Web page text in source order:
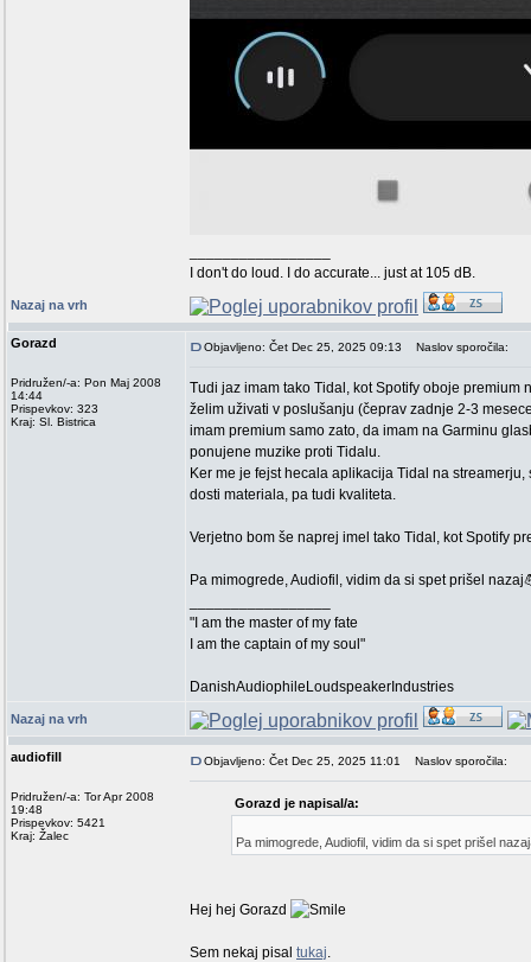
I don't do loud. I do accurate... just at 105 dB.
Nazaj na vrh
Gorazd
Pridružen/-a: Pon Maj 2008
14:44
Prispevkov: 323
Kraj: Sl. Bistrica
Objavljeno: Čet Dec 25, 2025 09:13 Naslov sporočila:
Tudi jaz imam tako Tidal, kot Spotify oboje premium
želim uživati v poslušanju (čeprav zadnje 2-3
imam premium samo zato, da imam na Garminu
ponujene muzike proti Tidalu.
Ker me je fejst hecala aplikacija Tidal na
dosti materiala, pa tudi kvaliteta.
Verjetno bom še naprej imel tako Tidal, kot Spotify
Pa mimogrede, Audiofil, vidim da si spet prišel
"I am the master of my fate
I am the captain of my soul"
DanishAudiophileLoudspeakerIndustries
Nazaj na vrh
audiofill
Pridružen/-a: Tor Apr 2008
19:48
Prispevkov: 5421
Kraj: Žalec
Objavljeno: Čet Dec 25, 2025 11:01 Naslov sporočila:
Gorazd je napisal/a:
Pa mimogrede, Audiofil, vidim da si spet prišel
Hej hej Gorazd
Sem nekaj pisal tukaj.